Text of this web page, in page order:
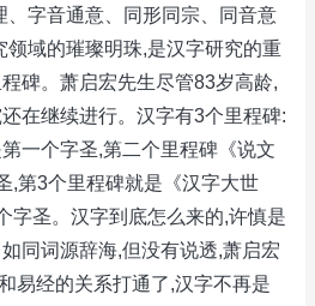
、字音通意、同形同宗、同音意
领域的璀璨明珠,是汉字研究的重
碑。萧启宏先生尽管83岁高龄,
在继续进行。汉字有3个里程碑:
一个字圣,第二个里程碑《说文
,第3个里程碑就是《汉字大世
字圣。汉字到底怎么来的,许慎是
同词源辞海,但没有说透,萧启宏
易经的关系打通了,汉字不再是